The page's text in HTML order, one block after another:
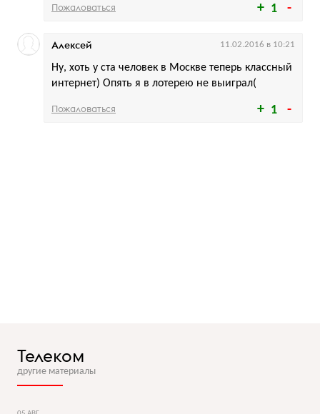
1
Пожаловаться
1
Ну, хоть у ста человек в Москве теперь классный
интернет) Опять я в лотерею не выиграл(
Алексей 11.02.2016 в 10:21
Пожаловаться
Телеком
другие материалы